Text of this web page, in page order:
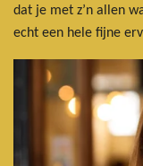
dat je met z’n allen
echt een hele fijne